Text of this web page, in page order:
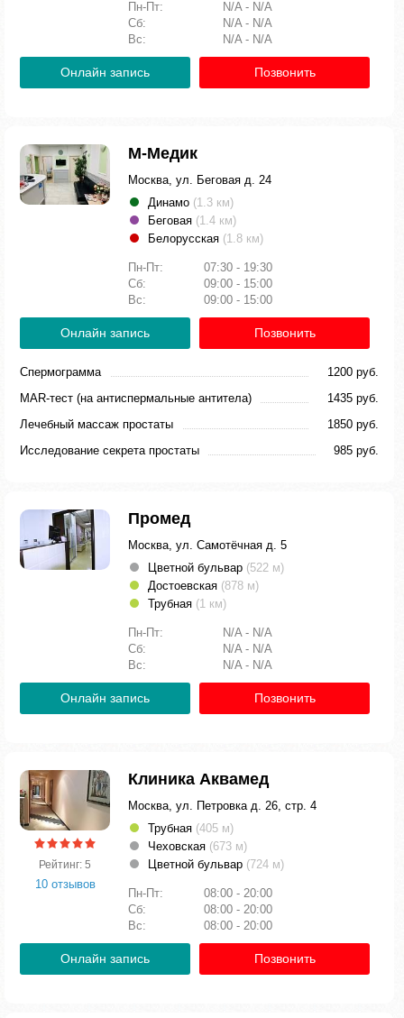
Пн-Пт:
N/A - N/A
Сб:
N/A - N/A
Вс:
N/A - N/A
Онлайн запись Позвонить
М-Медик
Москва, ул. Беговая д. 24
Динамо (1.3 км)
Беговая (1.4 км)
Белорусская (1.8 км)
Пн-Пт:
07:30 - 19:30
Сб:
09:00 - 15:00
Вс:
09:00 - 15:00
Онлайн запись Позвонить
Спермограмма
1200 руб.
MAR-тест (на антиспермальные антитела)
1435 руб.
Лечебный массаж простаты
1850 руб.
Исследование секрета простаты
985 руб.
Промед
Москва, ул. Самотёчная д. 5
Цветной бульвар (522 м)
Достоевская (878 м)
Трубная (1 км)
Пн-Пт:
N/A - N/A
Сб:
N/A - N/A
Вс:
N/A - N/A
Онлайн запись Позвонить
Рейтинг: 5
10 отзывов
Клиника Аквамед
Москва, ул. Петровка д. 26, стр. 4
Трубная (405 м)
Чеховская (673 м)
Цветной бульвар (724 м)
Пн-Пт:
08:00 - 20:00
Сб:
08:00 - 20:00
Вс:
08:00 - 20:00
Онлайн запись Позвонить